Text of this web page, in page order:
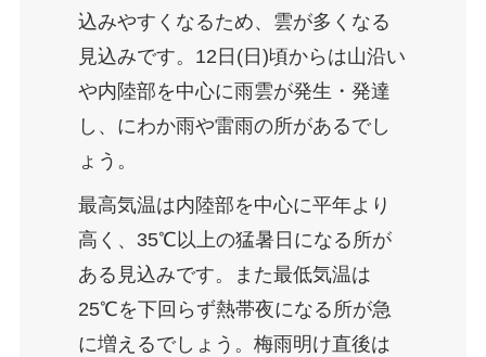
込みやすくなるため、雲が多くなる
見込みです。12日(日)頃からは山沿い
や内陸部を中心に雨雲が発生・発達
し、にわか雨や雷雨の所があるでし
ょう。
最高気温は内陸部を中心に平年より
高く、35℃以上の猛暑日になる所が
ある見込みです。また最低気温は
25℃を下回らず熱帯夜になる所が急
に増えるでしょう。梅雨明け直後は